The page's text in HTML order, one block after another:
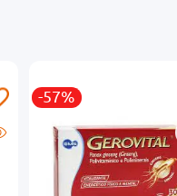
-57%